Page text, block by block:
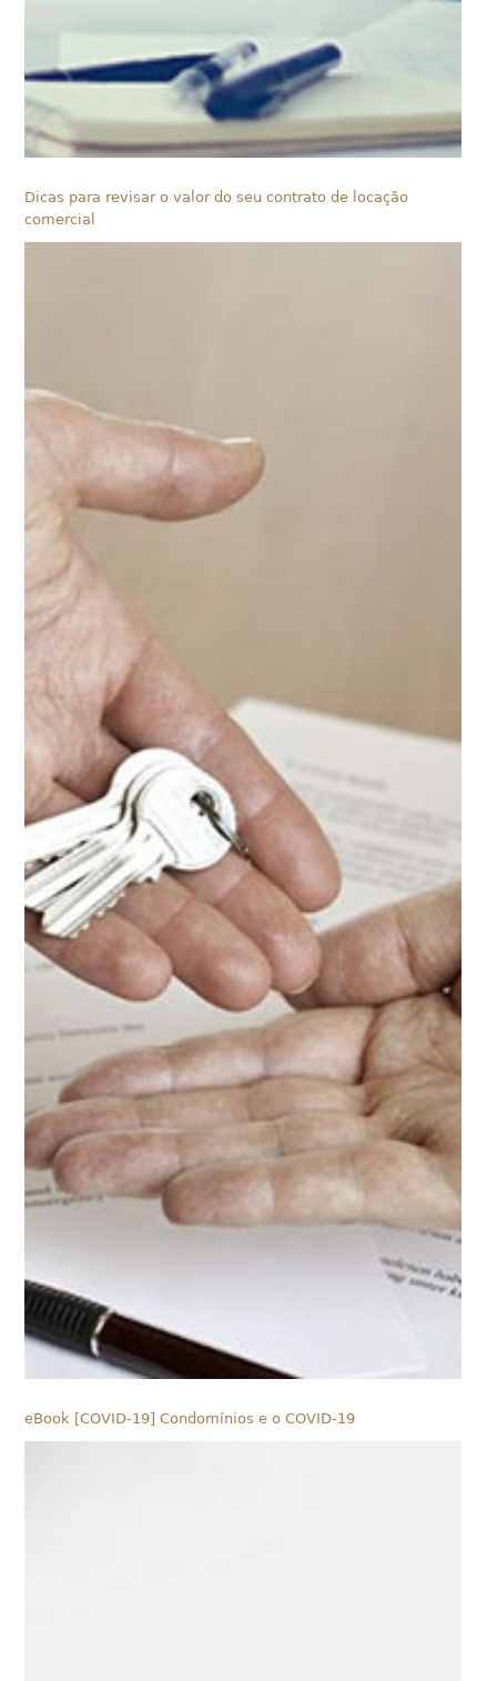
Dicas para revisar o valor do seu contrato de locação
comercial
eBook [COVID-19] Condomínios e o COVID-19